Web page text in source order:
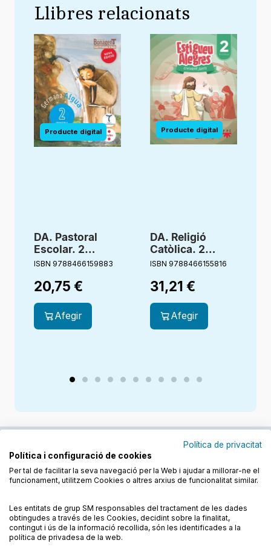
Llibres relacionats
DA. Pastoral
Escolar. 2
Primària.
Bonagent
ISBN 9788466159883
20,75 €
Afegir
DA. Religió
Catòlica. 2
primària.
alegres.
Creixent junts
ISBN 9788466155816
31,21 €
Afegir
Política de privacitat
Política i configuració de cookies
Per tal de facilitar la seva navegació per la Web i ajudar a millorar-ne el
funcionament, utilitzem Cookies o altres arxius de funcionalitat similar.
Les entitats de grup SM responsables del tractament de les dades
obtingudes a través de les Cookies, decidint sobre la finalitat,
contingut i ús de la informació recollida, són les identificades a la
política de privadesa de la web.